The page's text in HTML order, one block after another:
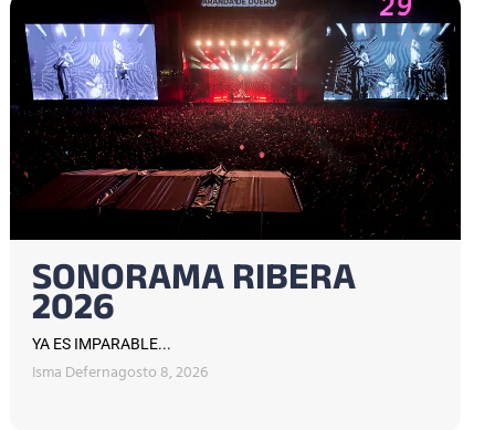
SONORAMA RIBERA
2026
YA ES IMPARABLE...
Isma Defernagosto 8, 2026